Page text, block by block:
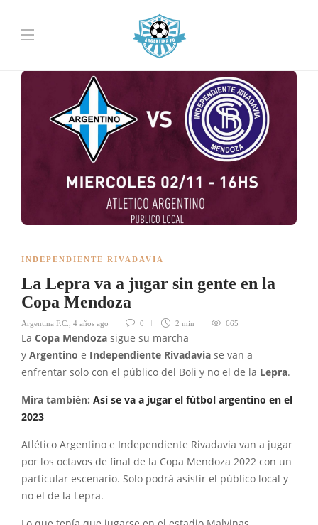
INDEPENDIENTE RIVADAVIA
La Lepra va a jugar sin gente en la
Copa Mendoza
Argentina F.C. 4 años ago 0 2 min 665
La Copa Mendoza sigue su marcha
y Argentino e Independiente Rivadavia se van a
enfrentar solo con el público del Boli y no el de la Lepra.
Mira también: Así se va a jugar el fútbol argentino en el
2023
Atlético Argentino e Independiente Rivadavia van a jugar
por los octavos de final de la Copa Mendoza 2022 con un
particular escenario. Solo podrá asistir el público local y
no el de la Lepra.